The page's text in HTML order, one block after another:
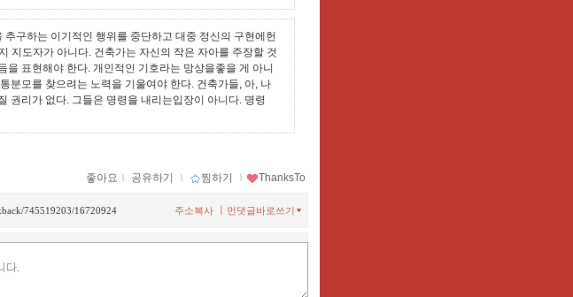
구하는 이기적인 행위를 중단하고 대중 정신의 구현에헌
지도자가 아니다. 건축가는 자신의 작은 자아를 주장할 것
을 표현해야 한다. 개인적인 기호라는 망상을좋을 게 아니
분모를 찾으려는 노력을 기울여야 한다. 건축가들, 아, 나
권리가 없다. 그들은 명령을 내리는입장이 아니다. 명령
좋아요 ｌ 공유하기 ｌ 찜하기 ｌ ThanksTo
745519203/16720924 먼댓글바로쓰기
주소복사